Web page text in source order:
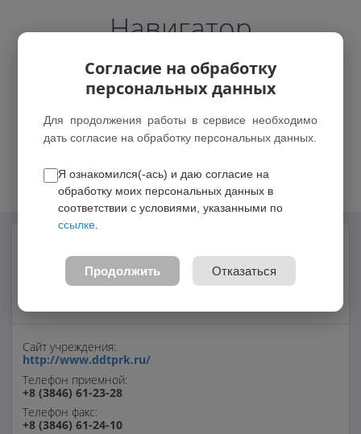
Навигатор
образовательное учреждение
дополнительного образования «Дворец
Сайт учреждения:
http://www.ddtprk.ru/
Телефон приемной:
+8 (3846) 61-23-28
Телефон факс:
+8 (3846) 61-24-10
Согласие на обработку
персональных данных
Для продолжения работы в сервисе необходимо
дать согласие на обработку персональных данных.
Я ознакомился(-ась) и даю согласие на
обработку моих персональных данных в
соответствии с условиями, указанными по
ссылке
Продолжить Отказаться